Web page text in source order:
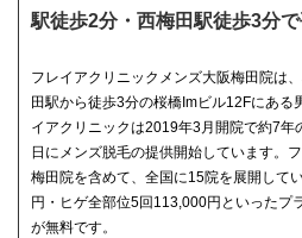
駅徒歩2分・西梅田駅徒歩3分
フレイアクリニックメンズ大阪梅田院は
田駅から徒歩3分の桜橋Imビル12Fにある
イアクリニックは2019年3月開院で約7
日にメンズ脱毛の提供開始しています。
梅田院を含めて、全国に15院を展開して
円・ヒゲ全部位5回113,000円といったプ
が無料です。